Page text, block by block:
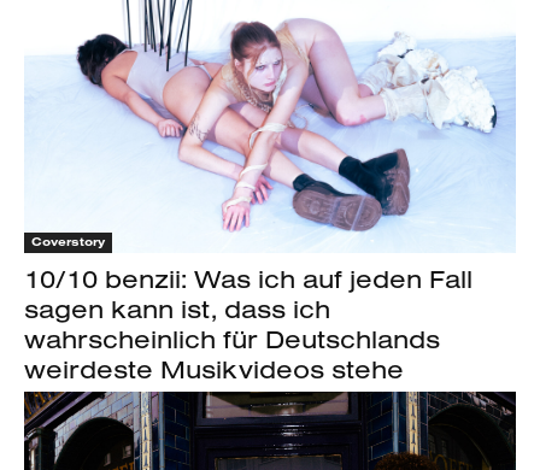
Coverstory
10/10 benzii: Was ich auf jeden Fall
sagen kann ist, dass ich
wahrscheinlich für Deutschlands
weirdeste Musikvideos stehe